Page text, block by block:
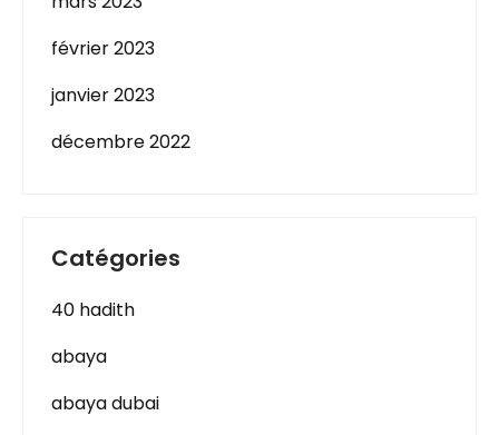
février 2023
janvier 2023
décembre 2022
Catégories
40 hadith
abaya
abaya dubai